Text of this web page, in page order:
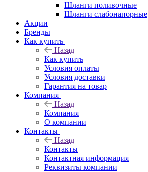
Шланги поливочные
Шланги слабонапорные
Акции
Бренды
Как купить
Назад
Как купить
Условия оплаты
Условия доставки
Гарантия на товар
Компания
Назад
Компания
О компании
Контакты
Назад
Контакты
Контактная информация
Реквизиты компании